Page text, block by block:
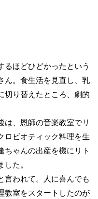
るほどひどかったという
ん。食生活を見直し、乳
切り替えたところ、劇的
は、恩師の音楽教室でリ
ロビオティック料理を生
ちゃんの出産を機にリト
した。
言われて。人に喜んでも
教室をスタートしたのが